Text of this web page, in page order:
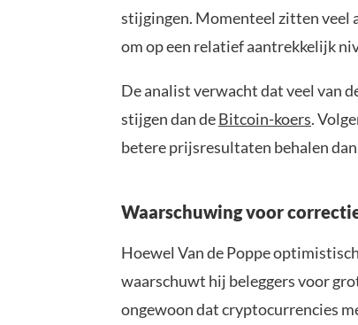
stijgingen. Momenteel zitten veel
om op een relatief aantrekkelijk
De analist verwacht dat veel van
stijgen dan deBitcoin-koers.
betere prijsresultaten behalen dan
Waarschuwing voor
Hoewel Van de Poppe
waarschuwt hij beleggers voor
ongewoon dat cryptocurrencies